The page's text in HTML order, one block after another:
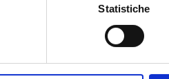
Statistiche
aria condizionata, telefono, TV
o nei ristoranti principali ).